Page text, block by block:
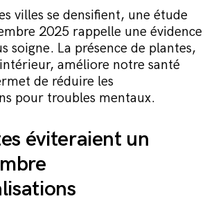
villes se densifient, une étude
2025 rappelle une évidence
soigne. La présence de plantes,
améliore notre santé
de réduire les
pour troubles mentaux.
éviteraient un